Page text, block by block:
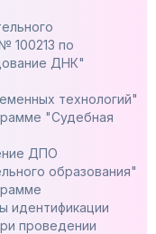
100213 по
ДНК"
технологий"
"Судебная
ДПО
образования"
идентификации
проведении